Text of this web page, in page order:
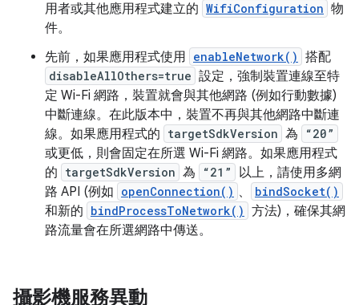
用者或其他應用程式建立的 WifiConfiguration 物
件。
先前，如果應用程式使用 enableNetwork() 搭配
disableAllOthers=true 設定，強制裝置連線至特
定 Wi-Fi 網路，裝置就會與其他網路 (例如行動數據)
中斷連線。在此版本中，裝置不再與其他網路中斷連
線。如果應用程式的 targetSdkVersion 為 “20”
或更低，則會固定在所選 Wi-Fi 網路。如果應用程式
的 targetSdkVersion 為 “21”
以上，請使用多網
路 API (例如 openConnection() 、 bindSocket()
和新的 bindProcessToNetwork() 方法)，確保其網
路流量會在所選網路中傳送。
攝影機服務異動